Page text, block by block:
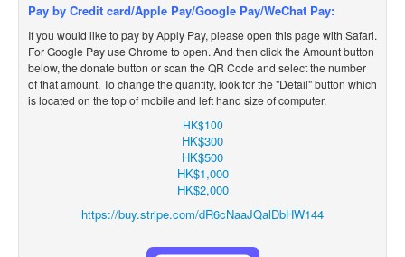
Pay by Credit card/Apple Pay/Google Pay/WeChat Pay:
If you would like to pay by Apply Pay, please open this page with Safari.
For Google Pay use Chrome to open. And then click the Amount button
below, the donate button or scan the QR Code and select the number
of that amount. To change the quantity, look for the"Detail" button which
is located on the top of mobile and left hand size of computer.
HK$100
HK$300
HK$500
HK$1,000
HK$2,000
https://buy.stripe.com/dR6cNaaJQalDbHW144